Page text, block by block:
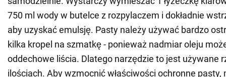
750 ml wody w butelce z rozpylaczem i dokładnie
aby uzyskać emulsję. Pasty należy używać bardzo
kilka kropel na szmatkę - ponieważ nadmiar oleju
oddechowe liścia. Dlatego narzędzie to jest używane
ilościach. Aby wzmocnić właściwości ochronne pasty,